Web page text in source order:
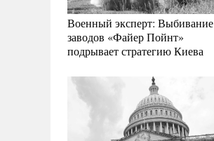
Военный эксперт: Выбивание
заводов «Файер Пойнт»
подрывает стратегию Киева